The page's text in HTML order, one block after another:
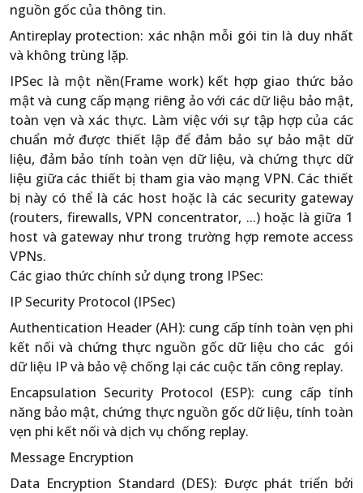
nguồn gốc của thông tin.
Antireplay protection: xác nhận mỗi gói tin là duy nhất
và không trùng lặp.
IPSec là một nền(Frame work) kết hợp giao thức bảo
mật và cung cấp mạng riêng ảo với các dữ liệu bảo mật,
toàn vẹn và xác thực. Làm việc với sự tập hợp của các
chuẩn mở được thiết lập để đảm bảo sự bảo mật dữ
liệu, đảm bảo tính toàn vẹn dữ liệu, và chứng thực dữ
liệu giữa các thiết bị tham gia vào mạng VPN. Các thiết
bị này có thể là các host hoặc là các security gateway
(routers, firewalls, VPN concentrator, ...) hoặc là giữa 1
host và gateway như trong trường hợp remote access
VPNs.
Các giao thức chính sử dụng trong IPSec:
IP Security Protocol (IPSec)
Authentication Header (AH): cung cấp tính toàn vẹn phi
kết nối và chứng thực nguồn gốc dữ liệu cho các gói
dữ liệu IP và bảo vệ chống lại các cuộc tấn công replay.
Encapsulation Security Protocol (ESP): cung cấp tính
năng bảo mật, chứng thực nguồn gốc dữ liệu, tính toàn
vẹn phi kết nối và dịch vụ chống replay.
Message Encryption
Data Encryption Standard (DES): Được phát triển bởi